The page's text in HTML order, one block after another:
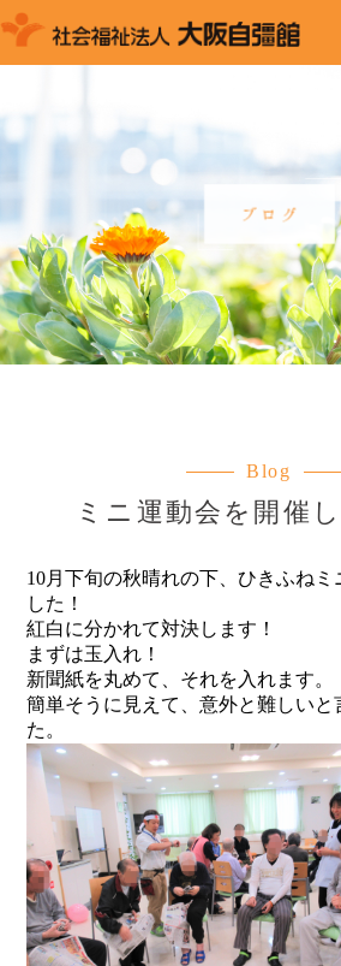
Blog
ミニ運動会を開催
10月下旬の秋晴れの下、ひきふねミ
した！
紅白に分かれて対決します！
まずは玉入れ！
新聞紙を丸めて、それを入れます。
簡単そうに見えて、意外と難しいと
た。